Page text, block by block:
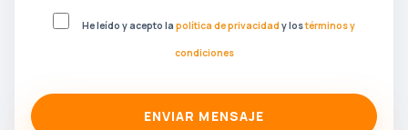
He leído y acepto la política de privacidad y lostérminos y
condiciones
ENVIAR MENSAJE